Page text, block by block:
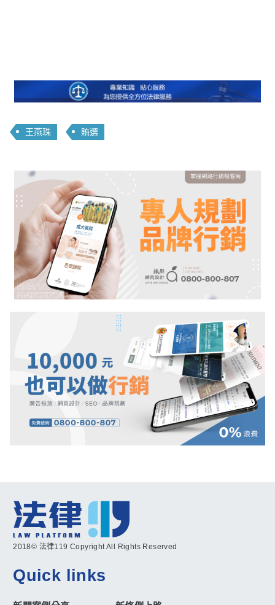
王燕珠 賄選
2018© 法律119 Copyright All Rights Reserved
Quick links